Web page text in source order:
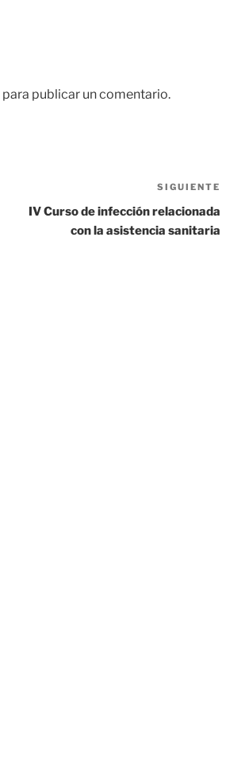
para publicar un comentario.
SIGUIENTE
IV Curso de infección relacionada
con la asistencia sanitaria